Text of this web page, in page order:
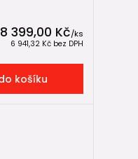
8 399,00 Kč/ks
6 941,32 Kč bez DPH
košíku